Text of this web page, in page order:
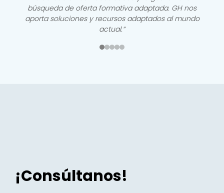
la comunicación, formación, y el desarrollo y la
experiencia de nuestros empleados.“
¡Consúltanos!